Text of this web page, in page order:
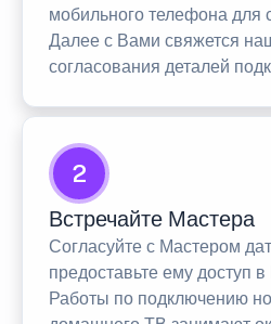
мобильного телефона для
Далее с Вами свяжется
согласования деталей
2
Встречайте Мастера
Согласуйте с Мастером
предоставьте ему доступ
Работы по подключению